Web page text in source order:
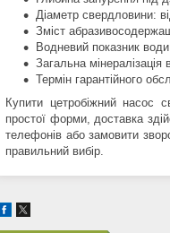
Діаметр свердловини:
Зміст
Водневий показник
Загальна
Термін гарантійного
Купити цетробiжний насос
простої форми, доставка
телефонів або замовити
правильний вибір.